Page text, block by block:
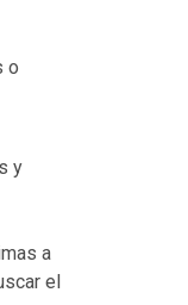
o
y
a
el